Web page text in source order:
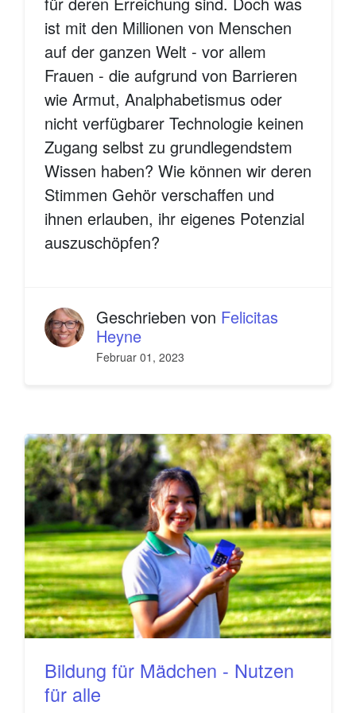
ist mit den Millionen von Menschen
auf der ganzen Welt - vor allem
Frauen - die aufgrund von Barrieren
wie Armut, Analphabetismus oder
nicht verfügbarer Technologie keinen
Zugang selbst zu grundlegendstem
Wissen haben? Wie können wir deren
Stimmen Gehör verschaffen und
ihnen erlauben, ihr eigenes Potenzial
auszuschöpfen?
Geschrieben von Felicitas
Heyne
Februar 01, 2023
Bildung für Mädchen - Nutzen
für alle